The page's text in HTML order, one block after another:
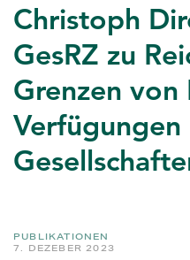
Christoph
GesRZ zu
Grenzen
Verfügungen
PUBLIKATIONEN
7. DEZEBER 2023